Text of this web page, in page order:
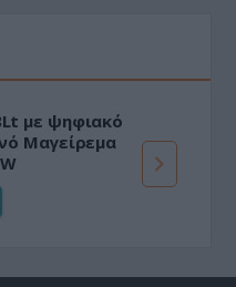
με ψηφιακό
Μαγείρεμα